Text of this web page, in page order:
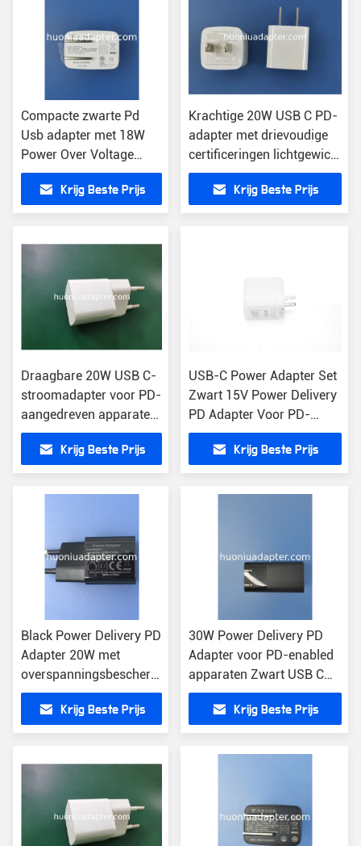
Compacte zwarte Pd
Usb adapter met 18W
Power Over Voltage
kortsluitbescherming
Krijg Beste Prijs
Krachtige 20W USB C PD-
adapter met drievoudige
certificeringen lichtgewicht
ontwerp
Krijg Beste Prijs
Draagbare 20W USB C-
stroomadapter voor PD-
aangedreven apparaten
Inlaatspanning 100-
240V
Krijg Beste Prijs
USB-C Power Adapter Set
Zwart 15V Power Delivery
PD Adapter Voor PD-
geactiveerde apparaten
Krijg Beste Prijs
Black Power Delivery PD
Adapter 20W met
overspanningsbescherming
1.67A Uitgangsstroom
Krijg Beste Prijs
30W Power Delivery PD
Adapter voor PD-enabled
apparaten Zwart USB C
Power Charger2A Uitgang
Krijg Beste Prijs